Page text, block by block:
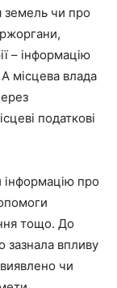
земель чи про
– інформацію
місцева влада
податкові
про
тощо. До
зазнала впливу
чи